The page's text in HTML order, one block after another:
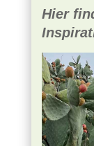
Hier